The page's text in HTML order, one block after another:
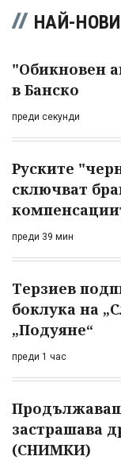
НАЙ-НОВИ
"Обикновен
в Банско
преди секунди
Руските
сключват
преди 39 мин
Терзиев
боклука на
„Подуяне“
преди 1 час
застрашава
(СНИМКИ)